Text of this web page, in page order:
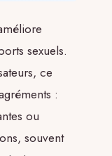
sexuels.
ce
:
ou
souvent